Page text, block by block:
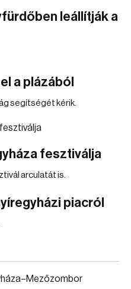
leállítják a
a plázából
segítségét kérik.
fesztiválja
arculatát is.
piacról